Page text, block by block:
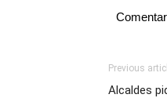
Previous
Alcaldes